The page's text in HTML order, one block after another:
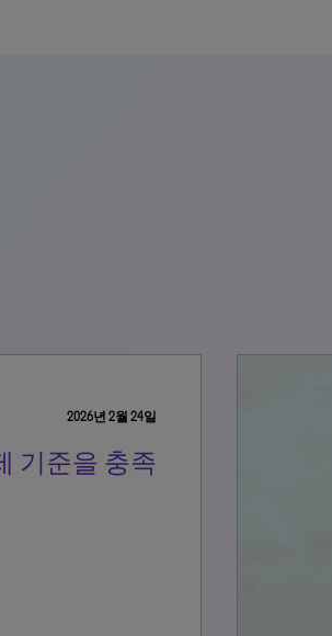
2026년 2월 24일
기준을 충족